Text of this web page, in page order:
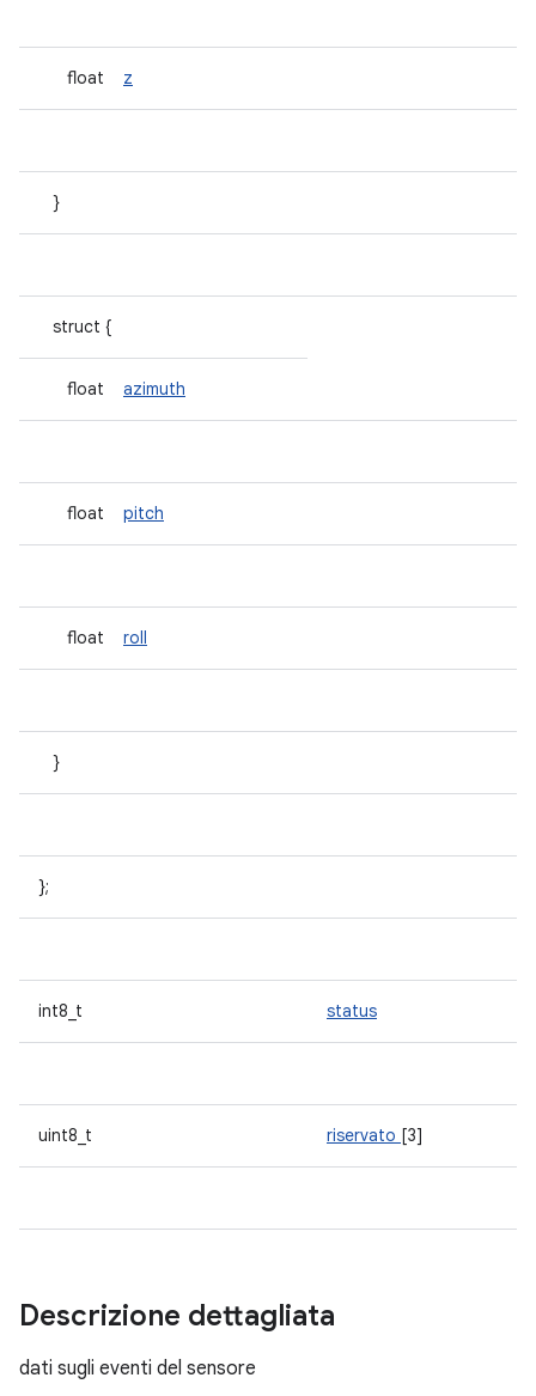
float z
}
struct {
float azimuth
float pitch
float roll
}
};
int8_t status
uint8_t riservato [3]
Descrizione dettagliata
dati sugli eventi del sensore